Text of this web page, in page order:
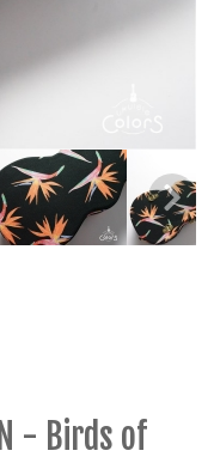
- Birds of